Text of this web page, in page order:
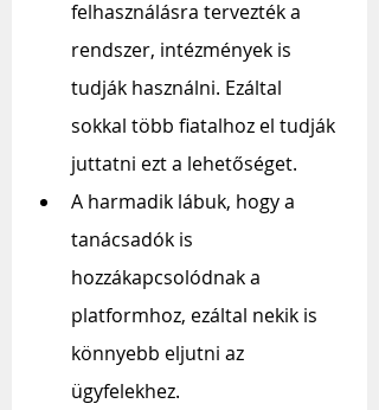
felhasználásra tervezték a
rendszer, intézmények is
tudják használni. Ezáltal
sokkal több fiatalhoz el tudják
juttatni ezt a lehetőséget.
A harmadik lábuk, hogy a
tanácsadók is
hozzákapcsolódnak a
platformhoz, ezáltal nekik is
könnyebb eljutni az
ügyfelekhez.